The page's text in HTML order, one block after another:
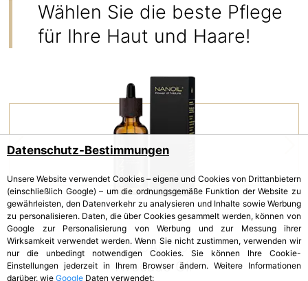
Wählen Sie die beste Pflege
für Ihre Haut und Haare!
AVOCADOÖL
Avocado Oil
Datenschutz-Bestimmungen
Unsere Website verwendet Cookies – eigene und Cookies von Drittanbietern
(einschließlich Google) – um die ordnungsgemäße Funktion der Website zu
gewährleisten, den Datenverkehr zu analysieren und Inhalte sowie Werbung
zu personalisieren. Daten, die über Cookies gesammelt werden, können von
Google zur Personalisierung von Werbung und zur Messung ihrer
Wirksamkeit verwendet werden. Wenn Sie nicht zustimmen, verwenden wir
nur die unbedingt notwendigen Cookies. Sie können Ihre Cookie-
Einstellungen jederzeit in Ihrem Browser ändern. Weitere Informationen
darüber, wie Google Daten verwendet: